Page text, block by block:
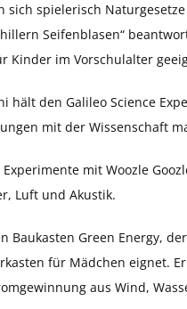
sich spielerisch
Seifenblasen“
Kinder im Vorschulalter
hält den Galileo Science
mit der Wissenschaft
mit Woozle
Luft und Akustik.
Baukasten Green Energy,
für Mädchen eignet.
aus Wind,